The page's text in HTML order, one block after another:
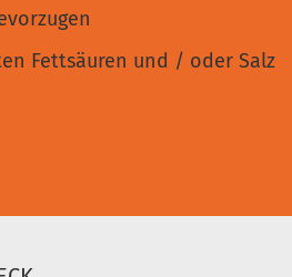
Fettsäuren und / oder Salz